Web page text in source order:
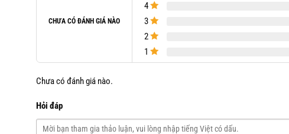
CHƯA CÓ ĐÁNH GIÁ NÀO
4
3
2
1
Chưa có đánh giá nào.
Hỏi đáp